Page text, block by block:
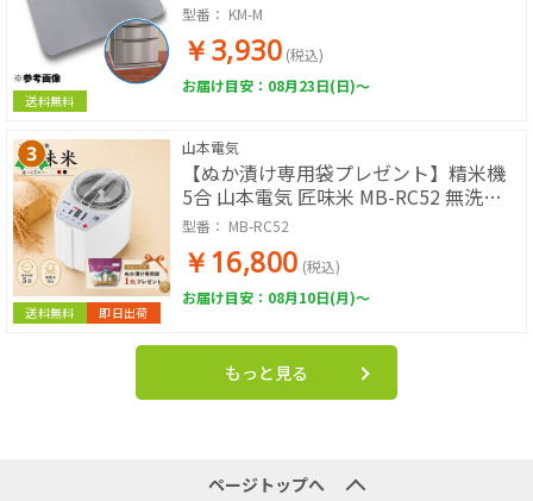
送料無料
型番： KM-M
￥3,930 (税込)
お届け目安：08月23日(日)～
送料無料 即日出荷
山本電気
【ぬか漬け専用袋プレゼント】精米機
5合 山本電気 匠味米 MB-RC52 無洗米
対応 再精米対応 日本製 道場六三郎監修
家庭用精米機 小型 精米機 ライスクリー
ナー 米ぬか MICHIBA
型番： MB-RC52
￥16,800 (税込)
お届け目安：08月10日(月)～
もっと見る
ページトップへ